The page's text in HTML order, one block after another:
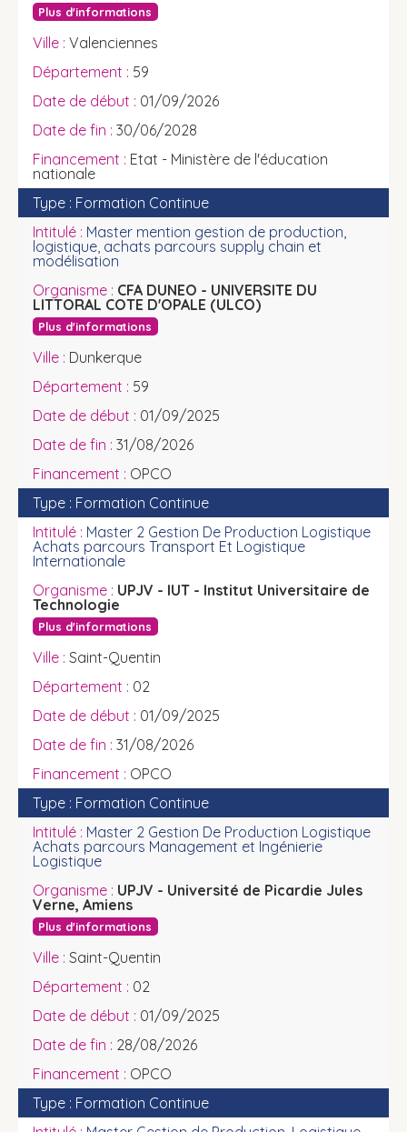
Plus d'informations
Valenciennes
59
01/09/2026
30/06/2028
Etat - Ministère de l'éducation
nationale
Formation Continue
Master mention gestion de production,
logistique, achats parcours supply chain et
modélisation
CFA DUNEO - UNIVERSITE DU
LITTORAL COTE D'OPALE (ULCO)
Plus d'informations
Dunkerque
59
01/09/2025
31/08/2026
OPCO
Formation Continue
Master 2 Gestion De Production Logistique
Achats parcours Transport Et Logistique
Internationale
UPJV - IUT - Institut Universitaire de
Technologie
Plus d'informations
Saint-Quentin
02
01/09/2025
31/08/2026
OPCO
Formation Continue
Master 2 Gestion De Production Logistique
Achats parcours Management et Ingénierie
Logistique
UPJV - Université de Picardie Jules
Verne, Amiens
Plus d'informations
Saint-Quentin
02
01/09/2025
28/08/2026
OPCO
Formation Continue